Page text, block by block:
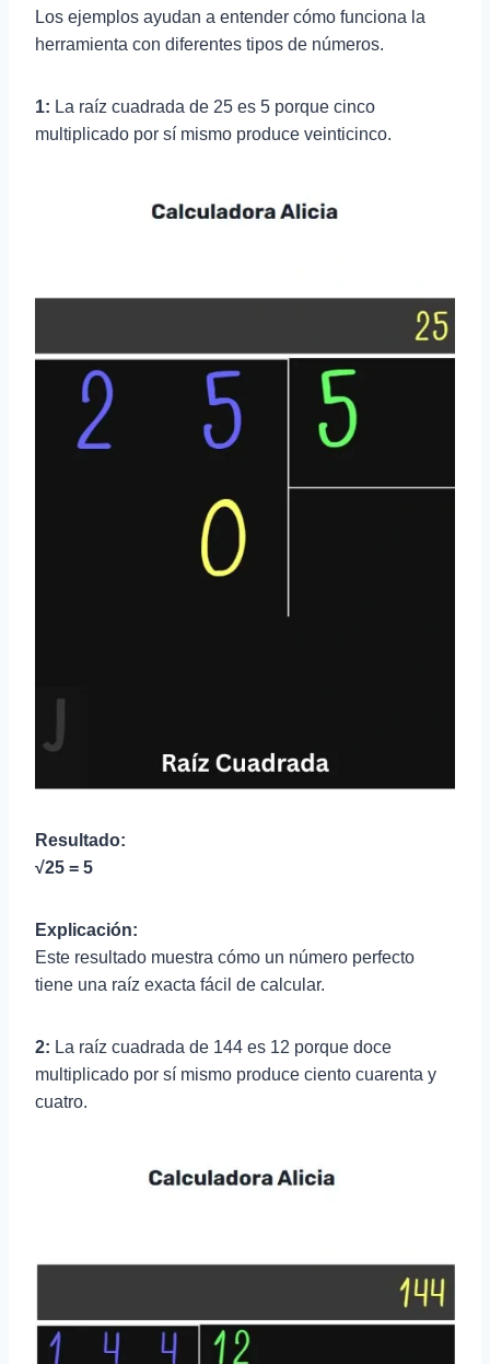
Los ejemplos ayudan a entender cómo funciona la
herramienta con diferentes tipos de números.
1: La raíz cuadrada de 25 es 5 porque cinco
multiplicado por sí mismo produce veinticinco.
Resultado:
√25 = 5
Explicación:
Este resultado muestra cómo un número perfecto
tiene una raíz exacta fácil de calcular.
2: La raíz cuadrada de 144 es 12 porque doce
multiplicado por sí mismo produce ciento cuarenta y
cuatro.